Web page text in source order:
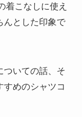
着こなしに使え
んとした印象で
ついての話、そ
めのシャツコ